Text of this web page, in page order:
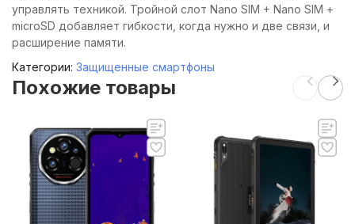
управлять техникой. Тройной слот Nano SIM + Nano SIM +
microSD добавляет гибкости, когда нужно и две связи, и
расширение памяти.
Категории: Защищенные смартфоны
Похожие товары